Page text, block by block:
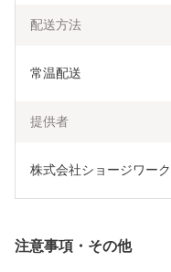
配送方法
常温配送
提供者
株式会社ショージワー
注意事項・その他